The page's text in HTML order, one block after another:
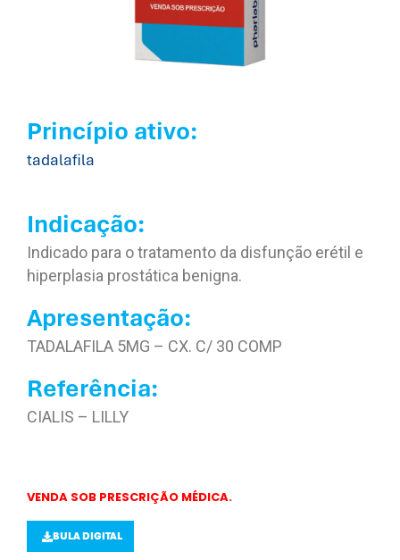
Princípio ativo:
tadalafila
Indicação:
Indicado para o tratamento da disfunção erétil e
hiperplasia prostática benigna.
Apresentação:
TADALAFILA 5MG – CX. C/ 30 COMP
Referência:
CIALIS – LILLY
VENDA SOB PRESCRIÇÃO MÉDICA.
BULA DIGITAL